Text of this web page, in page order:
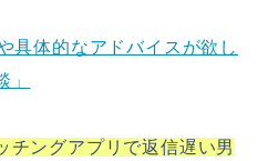
具体的なアドバイスが欲し
」
チングアプリで返信遅い男